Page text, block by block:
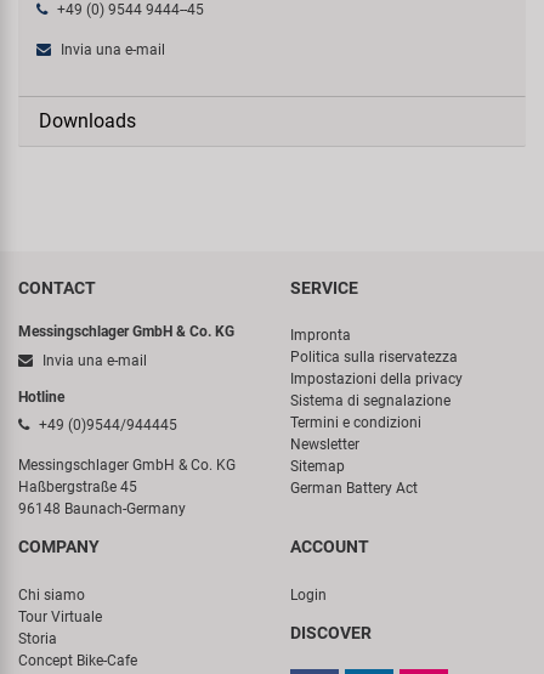
+49 (0) 9544 9444--45
Invia una e-mail
Downloads
CONTACT
Messingschlager GmbH & Co. KG
Invia una e-mail
Hotline
+49 (0)9544/944445
Messingschlager GmbH & Co. KG
Haßbergstraße 45
96148 Baunach-Germany
SERVICE
Impronta
Politica sulla riservatezza
Impostazioni della privacy
Sistema di segnalazione
Termini e condizioni
Newsletter
Sitemap
German Battery Act
COMPANY
Chi siamo
Tour Virtuale
Storia
Concept Bike-Cafe
ACCOUNT
Login
DISCOVER